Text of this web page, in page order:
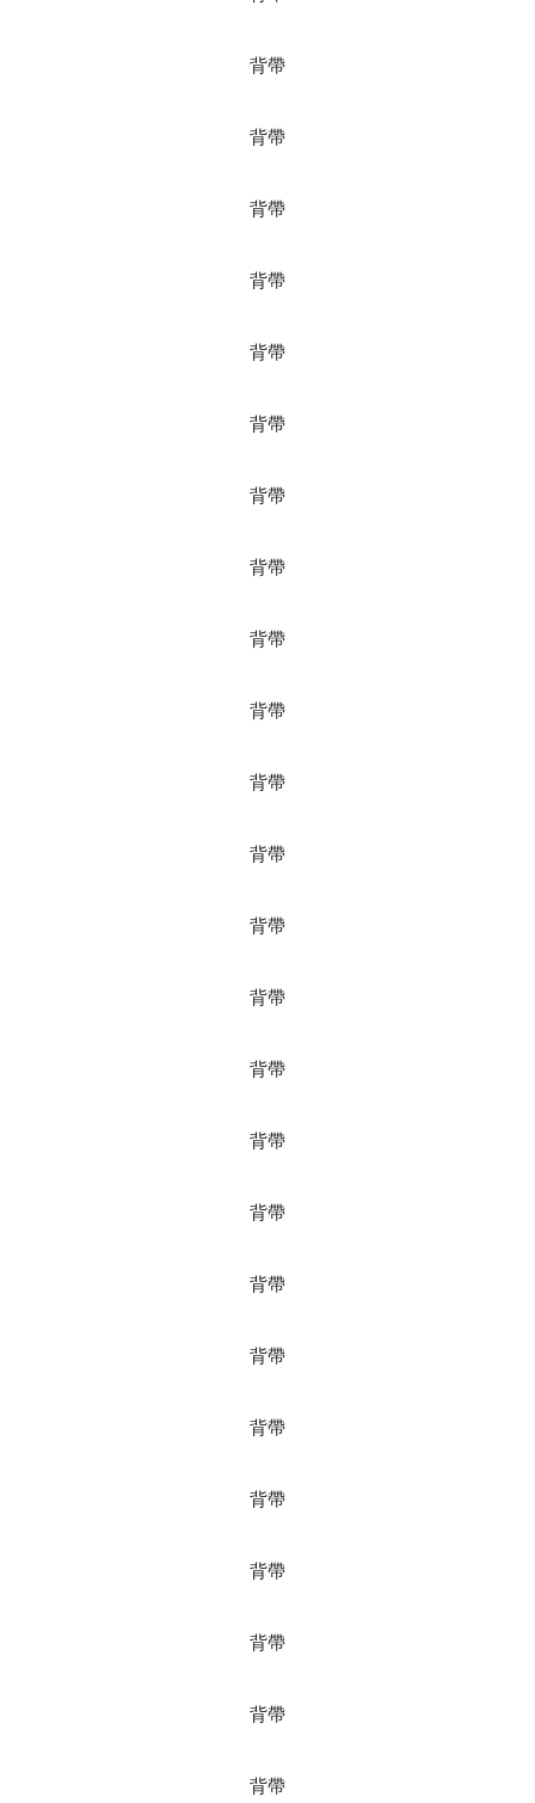
背帶
背帶
背帶
背帶
背帶
背帶
背帶
背帶
背帶
背帶
背帶
背帶
背帶
背帶
背帶
背帶
背帶
背帶
背帶
背帶
背帶
背帶
背帶
背帶
背帶